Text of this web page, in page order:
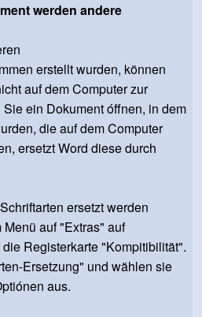
werden andere
erstellt wurden, können
auf dem Computer zur
ein Dokument óffnen, in dem
die auf dem Computer
ersetzt Word diese durch
ersetzt werden
auf "Extras" auf
Registerkarte "Kompitibilität".
Ersetzung" und wählen sie
aus.